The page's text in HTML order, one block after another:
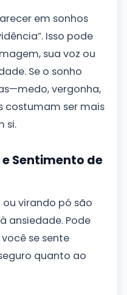
em sonhos
Isso pode
sua voz ou
Se o sonho
vergonha,
costumam ser mais
si.
Sentimento de
virando pó são
ansiedade. Pode
se sente
quanto ao